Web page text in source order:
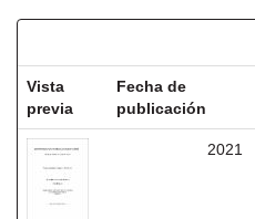
Vista
previa
Fecha de
publicación
2021